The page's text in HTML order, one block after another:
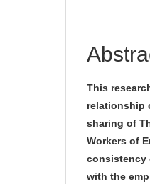
This
relationship
sharing of
Workers of
consistency
with the